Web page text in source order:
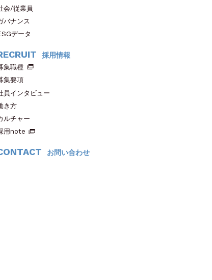
会/従業員
バナンス
データ
採用情報
集職種
集要項
員インタビュー
き方
ルチャー
用note
お問い合わせ